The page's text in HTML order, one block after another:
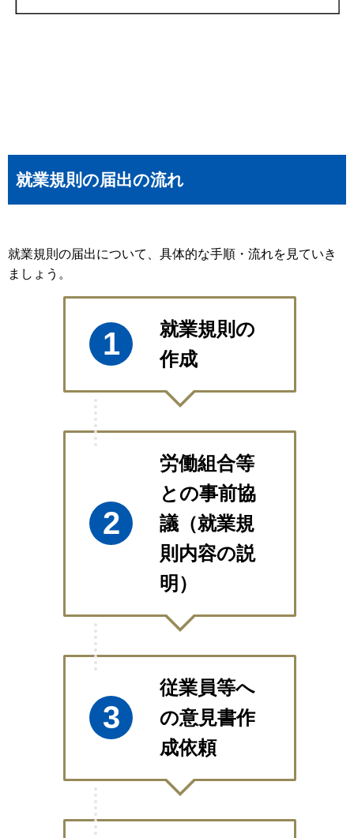
就業規則の届出の流れ
就業規則の届出について、具体的な手順・流れを見ていき
ましょう。
1
就業規則の
作成
2
労働組合等
との事前協
議（就業規
則内容の説
明）
3
従業員等へ
の意見書作
成依頼